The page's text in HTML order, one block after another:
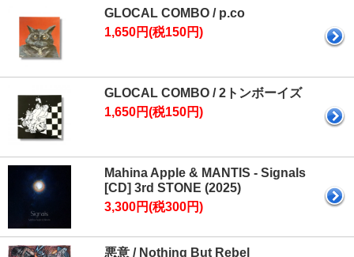
GLOCAL COMBO / p.co
1,650円(税150円)
GLOCAL COMBO / 2トンボーイズ
1,650円(税150円)
Mahina Apple & MANTIS - Signals
[CD] 3rd STONE (2025)
3,300円(税300円)
悪意 / Nothing But Rebel